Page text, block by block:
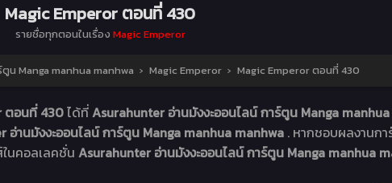
Magic Emperor ตอนที่ 430
รายชื่อทุกตอนในเรื่อง Magic Emperor
น Manga manhua manhwa › Magic Emperor › Magic Emperor ตอนที่ 430
ตอนที่ 430ได้ที่Asurahunter อ่านมังงะออนไลน์ การ์ตูน Manga
อ่านมังงะออนไลน์ การ์ตูน Manga manhua manhwa . หากชอบผลงานก
นคอลเลคชั่น Asurahunter อ่านมังงะออนไลน์ การ์ตูน Manga manhua